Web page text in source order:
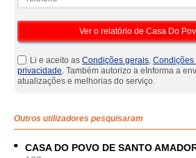
Li e aceito as Condições gerais, Condições
privacidade. Também autorizo a eInforma a
atualizações e melhorias do serviço.
Outros utilizadores pesquisaram
CASA DO POVO DE SANTO